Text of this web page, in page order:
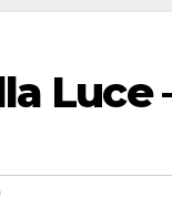
Luce